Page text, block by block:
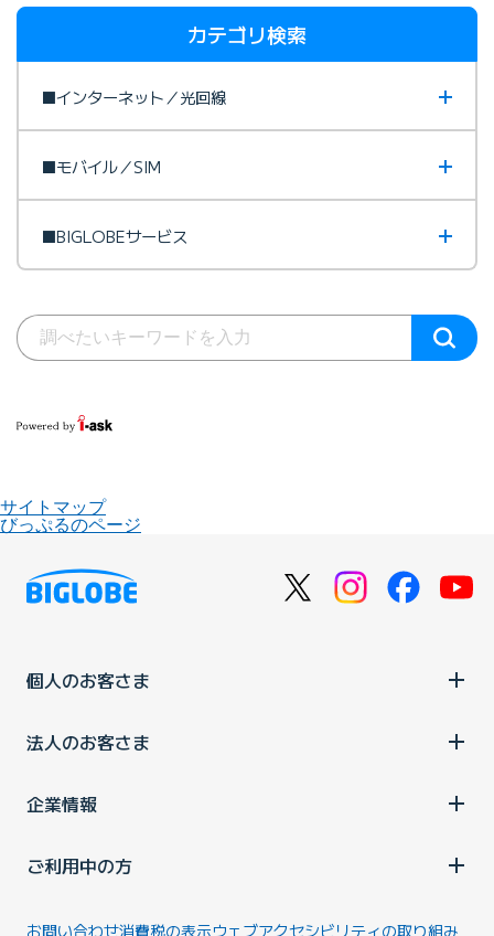
カテゴリ検索
■インターネット／光回線
■モバイル／SIM
■BIGLOBEサービス
サイトマップ
びっぷるのページ
個人のお客さま
法人のお客さま
企業情報
ご利用中の方
お問い合わせ消費税の表示ウェブアクセシビリティの取り組み